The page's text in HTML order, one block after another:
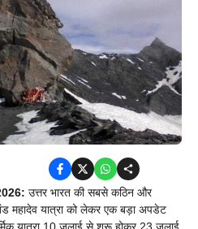
उत्तर भारत की सबसे कठिन और
महादेव यात्रा को लेकर एक बड़ा अपडेट